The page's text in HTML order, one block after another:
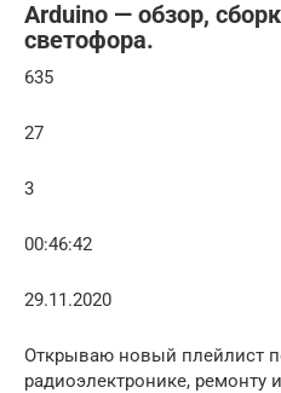
Arduino — обзор,
светофора.
635
27
3
00:46:42
29.11.2020
Открываю новый плейлист
радиоэлектронике, ремонту